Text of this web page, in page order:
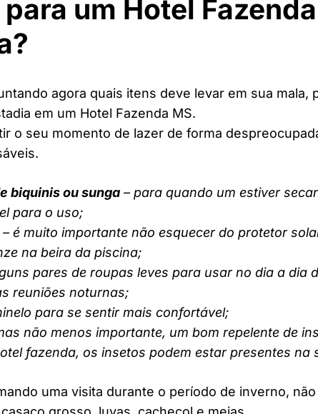
um Hotel
agora quais itens deve levar em sua mala,
em um Hotel Fazenda MS.
o seu momento de lazer de forma
biquinis ou sunga – para quando um estiver
para o uso;
– é muito importante não esquecer do protetor
na beira da piscina;
pares de roupas leves para usar no dia a dia
reuniões noturnas;
para se sentir mais confortável;
não menos importante, um bom repelente de
fazenda, os insetos podem estar presentes na
uma visita durante o período de inverno,